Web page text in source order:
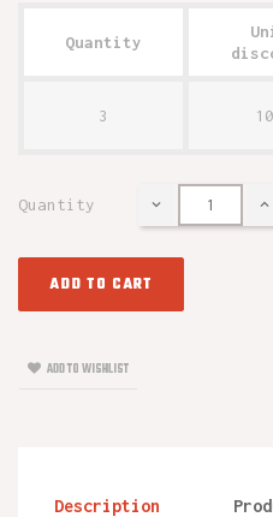
Quantity
3
Quantity
ADD TO CART
ADD TO WISHLIST
Description